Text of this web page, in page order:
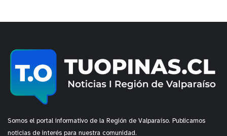
Somos el portal informativo de la Región de Valparaíso. Publicamos
noticias de interés para nuestra comunidad.